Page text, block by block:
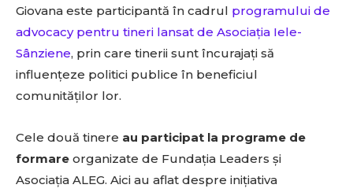
Giovana este participantă în cadrul programului de
advocacy pentru tineri lansat de Asociația Iele-
Sânziene, prin care tinerii sunt încurajați să
influențeze politici publice în beneficiul
comunităților lor.
Cele două tinere au participat la programe de
formare organizate de Fundația Leaders și
Asociația ALEG. Aici au aflat despre inițiativa